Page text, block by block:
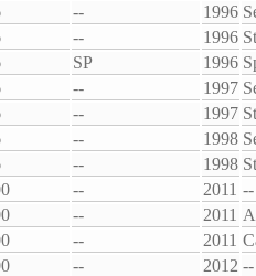
-- 1996
-- 1996
SP 1996
-- 1997
-- 1997
-- 1998
-- 1998
-- 2011 --
-- 2011
-- 2011
-- 2012 --